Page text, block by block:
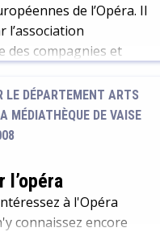
bien ficelée des
gémissant
du tyran, il prête alors
pour chanter de
et renverser un
Petite revue du
peuples à l'opéra...
de l’Opéra. Il
l’association
des compagnies et
et propose de
ressources pour
approfondir les sujets
Ses rubriques « A
» : pour définir les
de la
y […]
LE DÉPARTEMENT ARTS
MÉDIATHÈQUE DE VAISE
l’opéra
à l'Opéra
connaissez encore